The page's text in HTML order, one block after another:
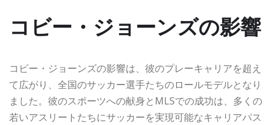
コビー・ジョーンズの影響
コビー・ジョーンズの影響は、彼のプレーキャリアを超え
て広がり、全国のサッカー選手たちのロールモデルとなり
ました。彼のスポーツへの献身とMLSでの成功は、多くの
若いアスリートたちにサッカーを実現可能なキャリアパス